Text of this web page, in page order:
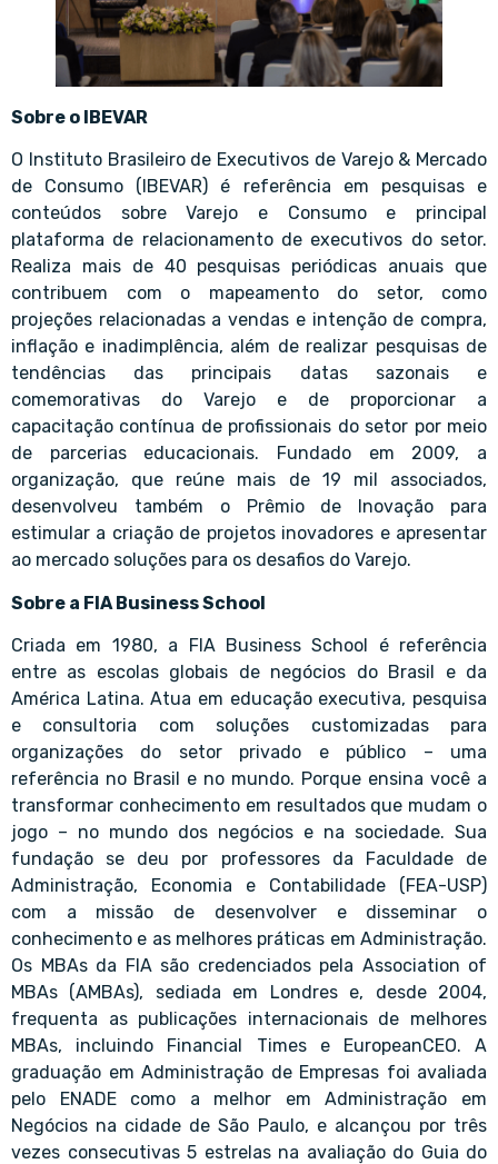
Sobre o IBEVAR
O Instituto Brasileiro de Executivos de Varejo & Mercado
de Consumo (IBEVAR) é referência em pesquisas e
conteúdos sobre Varejo e Consumo e principal
plataforma de relacionamento de executivos do setor.
Realiza mais de 40 pesquisas periódicas anuais que
contribuem com o mapeamento do setor, como
projeções relacionadas a vendas e intenção de compra,
inflação e inadimplência, além de realizar pesquisas de
tendências das principais datas sazonais e
comemorativas do Varejo e de proporcionar a
capacitação contínua de profissionais do setor por meio
de parcerias educacionais. Fundado em 2009, a
organização, que reúne mais de 19 mil associados,
desenvolveu também o Prêmio de Inovação para
estimular a criação de projetos inovadores e apresentar
ao mercado soluções para os desafios do Varejo.
Sobre a FIA Business School
Criada em 1980, a FIA Business School é referência
entre as escolas globais de negócios do Brasil e da
América Latina. Atua em educação executiva, pesquisa
e consultoria com soluções customizadas para
organizações do setor privado e público – uma
referência no Brasil e no mundo. Porque ensina você a
transformar conhecimento em resultados que mudam o
jogo – no mundo dos negócios e na sociedade. Sua
fundação se deu por professores da Faculdade de
Administração, Economia e Contabilidade (FEA-USP)
com a missão de desenvolver e disseminar o
conhecimento e as melhores práticas em Administração.
Os MBAs da FIA são credenciados pela Association of
MBAs (AMBAs), sediada em Londres e, desde 2004,
frequenta as publicações internacionais de melhores
MBAs, incluindo Financial Times e EuropeanCEO. A
graduação em Administração de Empresas foi avaliada
pelo ENADE como a melhor em Administração em
Negócios na cidade de São Paulo, e alcançou por três
vezes consecutivas 5 estrelas na avaliação do Guia do